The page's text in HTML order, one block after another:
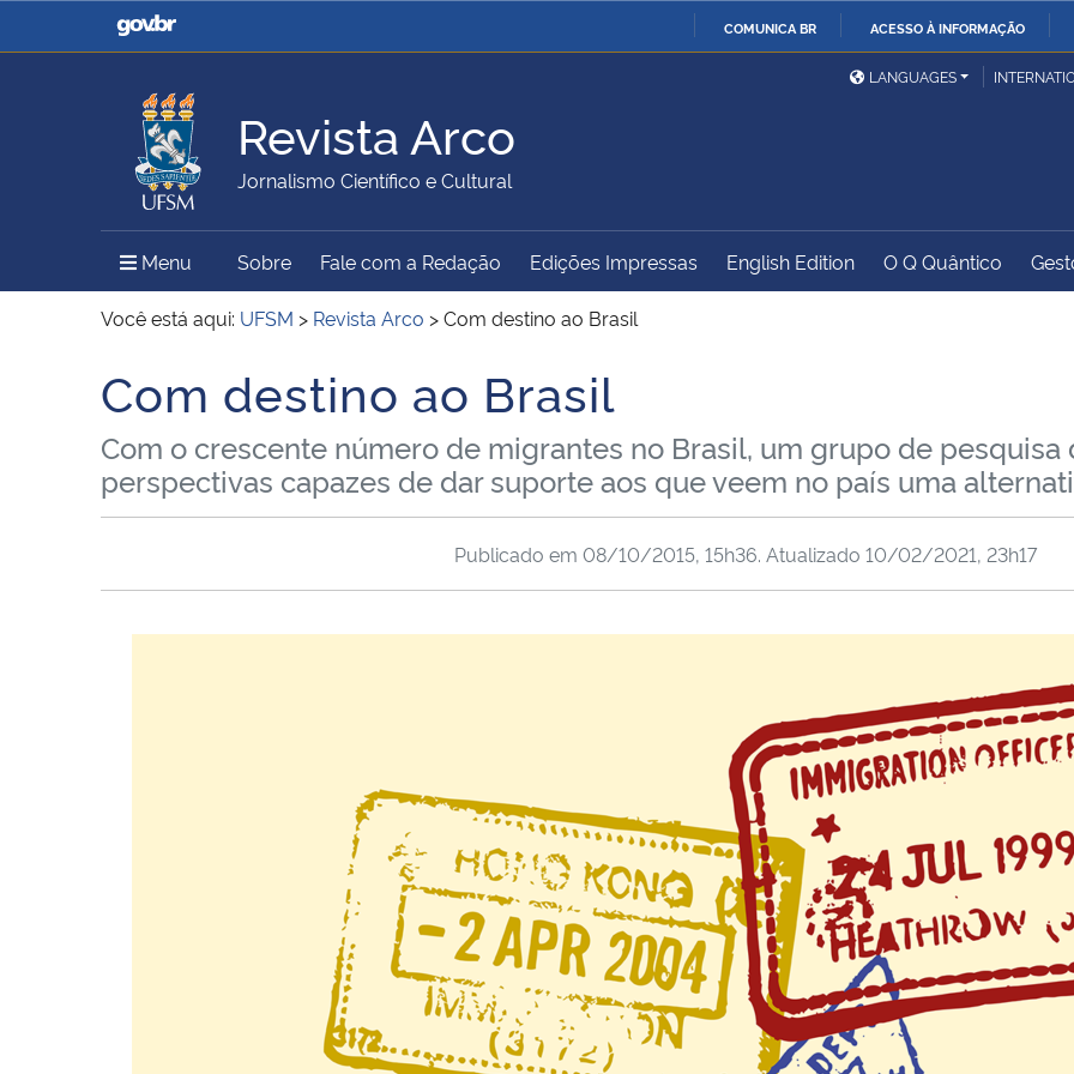
COMUNICA BR ACESSO À INFORMAÇÃO
Casa Civil
Ministério da Justiça e
Ministério da Defesa
Ministério das Relações
Exteriores
Ministério da Agricultura,
Pecuária e Abastecimento
Ministério da Educação
Ministério do Meio Ambiente Ministério do Turismo
Ministério do
Desenvolvimento Regional
Controladoria-Geral da
Secretaria de Governo
Gabinete de Segurança
Institucional
Advocacia-Geral da União
LANGUAGES
Revista Arco
Jornalismo Científico e Cultural
Menu Menu Principal do Sítio
Sobre Fale com a Redação Edições Impressas English Edition O Q Quântico
Você está aqui: UFSM > Revista Arco >Com destino ao Brasil
Início do conteúdo
Com destino ao Brasil
Com o crescente número de migrantes no Brasil, um grupo de pesquisa
perspectivas capazes de dar suporte aos que veem no país uma
Publicado em 08/10/2015, 15h36. Atualizado 10/02/2021, 23h17